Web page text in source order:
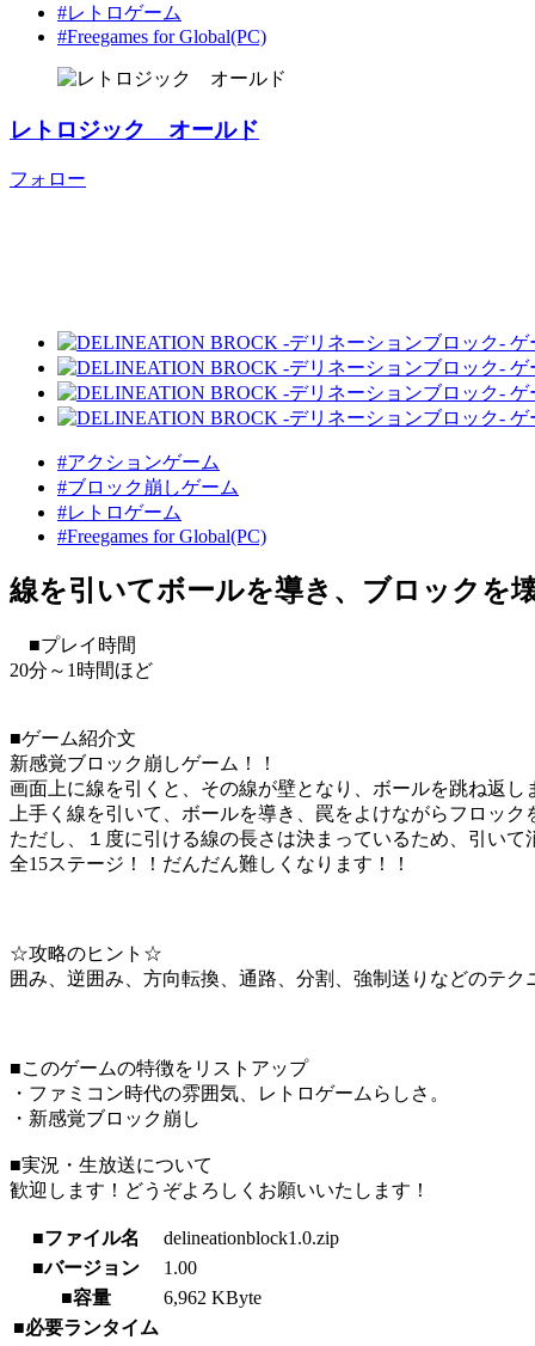
#レトロゲーム
#Freegames for Global(PC)
レトロジック オールド
フォロー
#アクションゲーム
#ブロック崩しゲーム
#レトロゲーム
#Freegames for Global(PC)
線を引いてボールを導き、ブロックを
■プレイ時間
20分～1時間ほど
■ゲーム紹介文
新感覚ブロック崩しゲーム！！
画面上に線を引くと、その線が壁となり、ボールを跳ね返し
上手く線を引いて、ボールを導き、罠をよけながらフロッ
ただし、１度に引ける線の長さは決まっているため、引いて
全15ステージ！！だんだん難しくなります！！
☆攻略のヒント☆
囲み、逆囲み、方向転換、通路、分割、強制送りなどのテ
■このゲームの特徴をリストアップ
・ファミコン時代の雰囲気、レトロゲームらしさ。
・新感覚ブロック崩し
■実況・生放送について
歓迎します！どうぞよろしくお願いいたします！
■ファイル名
delineationblock1.0.zip
■バージョン
1.00
■容量
6,962 KByte
■必要ランタイム